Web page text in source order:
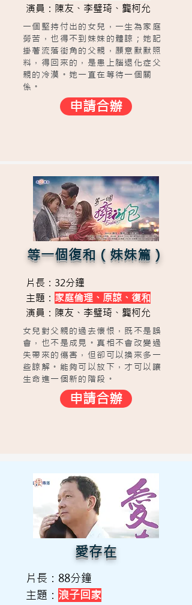
演員：陳友、李璧琦、龔柯允
一個堅持付出的女兒，一生為家庭
勞苦，也得不到妹妹的體諒；她記
掛著流落街角的父親，願意默默照
料，得回來的，是患上腦退化症父
親的冷漠。她一直在等待一個關
係。
申請合辦
等一個復和（妹妹篇）
片長：32分鐘
主題： 家庭倫理、原諒、復和
演員：陳友、李璧琦、龔柯允
女兒對父親的過去懷恨，既不是誤
會，也不是成見。真相不會改變過
失帶來的傷害，但卻可以換來多一
些諒解。能夠可以放下，才可以讓
生命進一個新的階段。
申請合辦
愛存在
片長：88分鐘
主題： 浪子回家